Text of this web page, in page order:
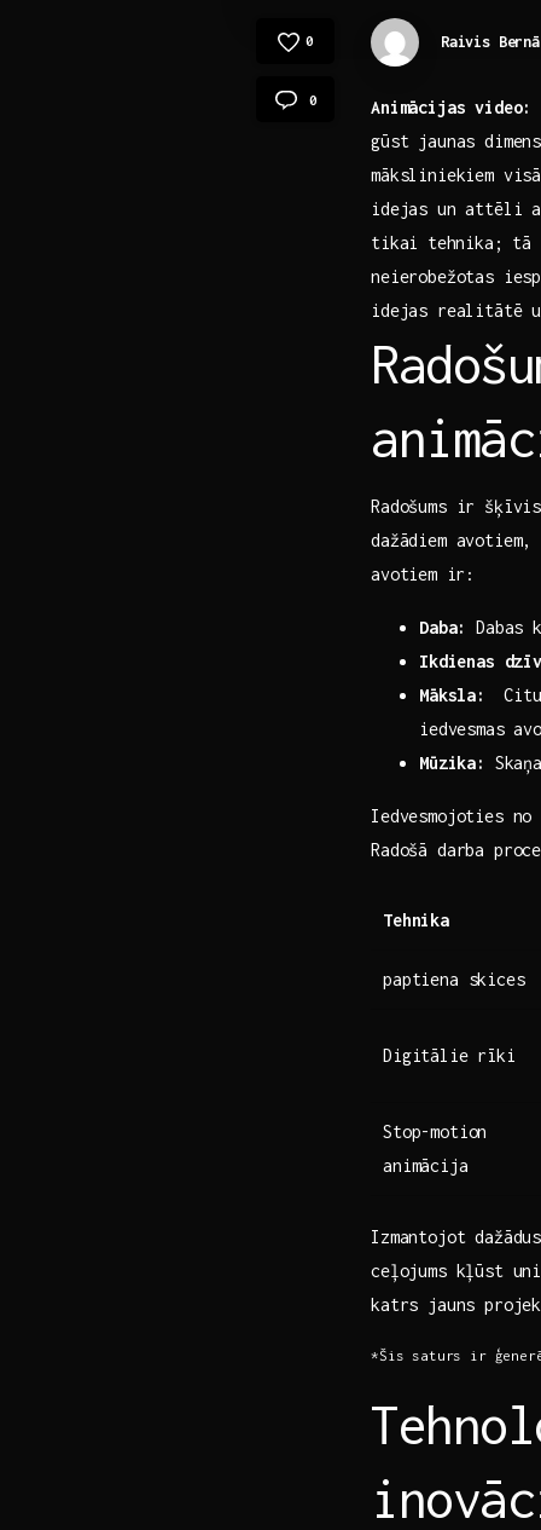
0
0
Raivis
Animācijas video:
gūst jaunas
māksliniekiem
idejas un attēli
tikai⁤ tehnika; tā
neierobežotas
idejas realitātē
Radošums ir
dažādiem
avotiem ⁣ir:
Daba:
Ikdienas
Māksla:
iedvesmas
Mūzika:
Iedvesmojoties
Radošā darba
Tehnika
paptiena skices
Digitālie rīki
Stop-motion
animācija
Izmantojot
ceļojums kļūst
katrs jauns
*Šis saturs ir